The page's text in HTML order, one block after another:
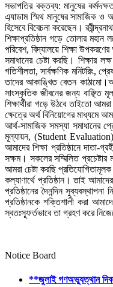
সভাপতির বক্তব্য: মানুষের
এ্যাডাম স্মিথ মানুষের সামাজিক ও
হিসেবে বিবেচনা করেছেন।
শিক্ষাপ্রতিষ্ঠান গড়ে তোলার
পরিবেশ, বিদ্যালয়ে শিক্ষা
সমাধানের চেষ্টা করছি। শিক্ষার
গতিশীলতা, সার্বক্ষণিক মনিটরিং,
তাদের আকাঙ্খিত বেতন
সাংস্কৃতিক জীবনের জন্য বাঞ্ছিত
শিক্ষার্থীরা গড়ে উঠবে তাইতো
ক্ষেত্রে অর্থ বিনিয়োগের মাধ্যমে
আর্থ-সামাজিক সমস্যা সমাধানের
মূল্যায়ন, (Student Evaluation)
আমাদের শিক্ষা প্রতিষ্ঠানে
সক্ষম। সকলের সম্মিলিত
আমরা চেষ্টা করছি
কল্যাণার্থে প্রতিষ্ঠান। তাই
প্রতিষ্ঠানের দৈনন্দিন
প্রতিষ্ঠানকে শক্তিশালী করা
স্বতঃস্ফূর্তভাবে তা গ্রহণ করে
Notice Board
**জুলাই গণঅভ্যুত্থান